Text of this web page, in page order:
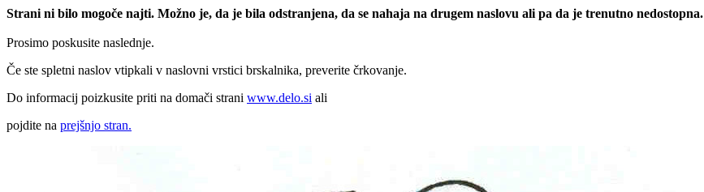
Strani ni bilo mogoče najti. Možno je, da je bila odstranjena, da se nahaja na drugem naslovu ali pa da je trenutno nedostopna.
Prosimo poskusite naslednje.
Če ste spletni naslov vtipkali v naslovni vrstici brskalnika, preverite črkovanje.
Do informacij poizkusite priti na domači strani www.delo.si ali
pojdite na prejšnjo stran.